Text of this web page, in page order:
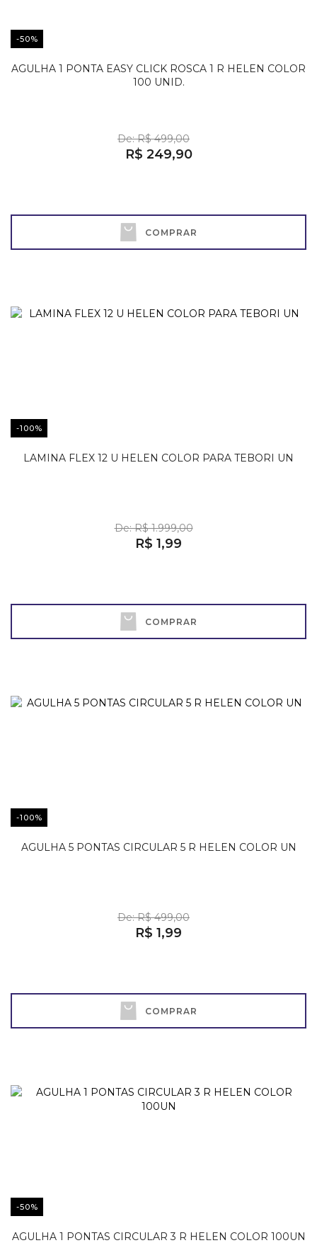
-50%
AGULHA 1 PONTA EASY CLICK ROSCA 1 R HELEN COLOR
100 UNID.
De: R$ 499,00
R$ 249,90
COMPRAR
-100%
LAMINA FLEX 12 U HELEN COLOR PARA TEBORI UN
De: R$ 1.999,00
R$ 1,99
COMPRAR
-100%
AGULHA 5 PONTAS CIRCULAR 5 R HELEN COLOR UN
De: R$ 499,00
R$ 1,99
COMPRAR
-50%
AGULHA 1 PONTAS CIRCULAR 3 R HELEN COLOR 100UN